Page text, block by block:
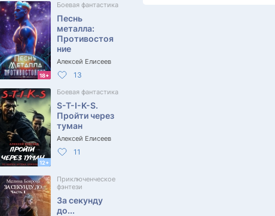
18+
Боевая фантастика
Песнь
металла:
Противостоя
ние
Алексей Елисеев
13
12+
Боевая фантастика
S-T-I-K-S.
Пройти через
туман
Алексей Елисеев
11
Приключенческое
фэнтези
За секунду
до...